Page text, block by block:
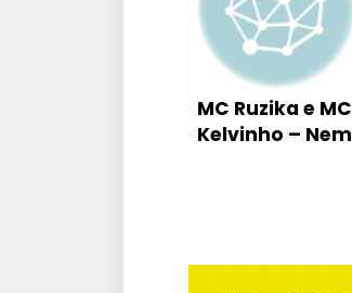
MC Ruzika e MC
Kelvinho – Nem